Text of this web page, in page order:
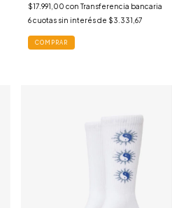
$17.991,00 con Transferencia bancaria
6 cuotas sin interés de $3.331,67
COMPRAR